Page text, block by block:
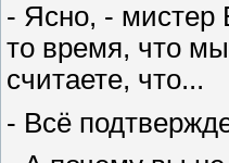
- Ясно, - мистер
то время, что
считаете, что...
- Всё